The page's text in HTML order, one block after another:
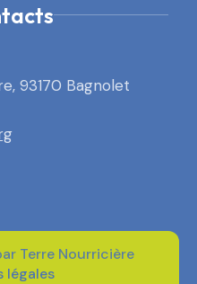
93170 Bagnolet
Terre Nourricière
légales